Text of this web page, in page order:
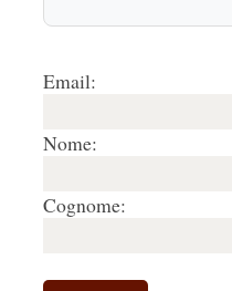
Email:
Nome:
Cognome: